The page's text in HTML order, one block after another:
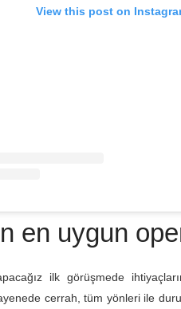
View this post on
en uygun
ilk görüşmede
cerrah, tüm yönleri ile